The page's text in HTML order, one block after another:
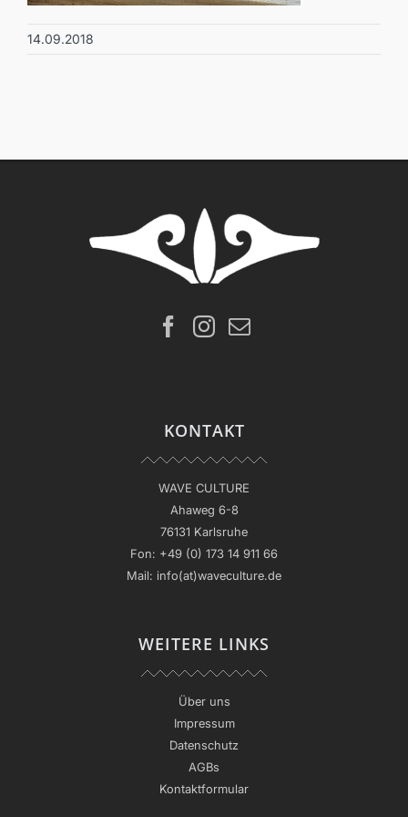
14.09.2018
KONTAKT
WAVE CULTURE
Ahaweg 6-8
76131 Karlsruhe
Fon: +49 (0) 173 14 911 66
Mail: info(at)waveculture.de
WEITERE LINKS
Über uns
Impressum
Datenschutz
AGBs
Kontaktformular